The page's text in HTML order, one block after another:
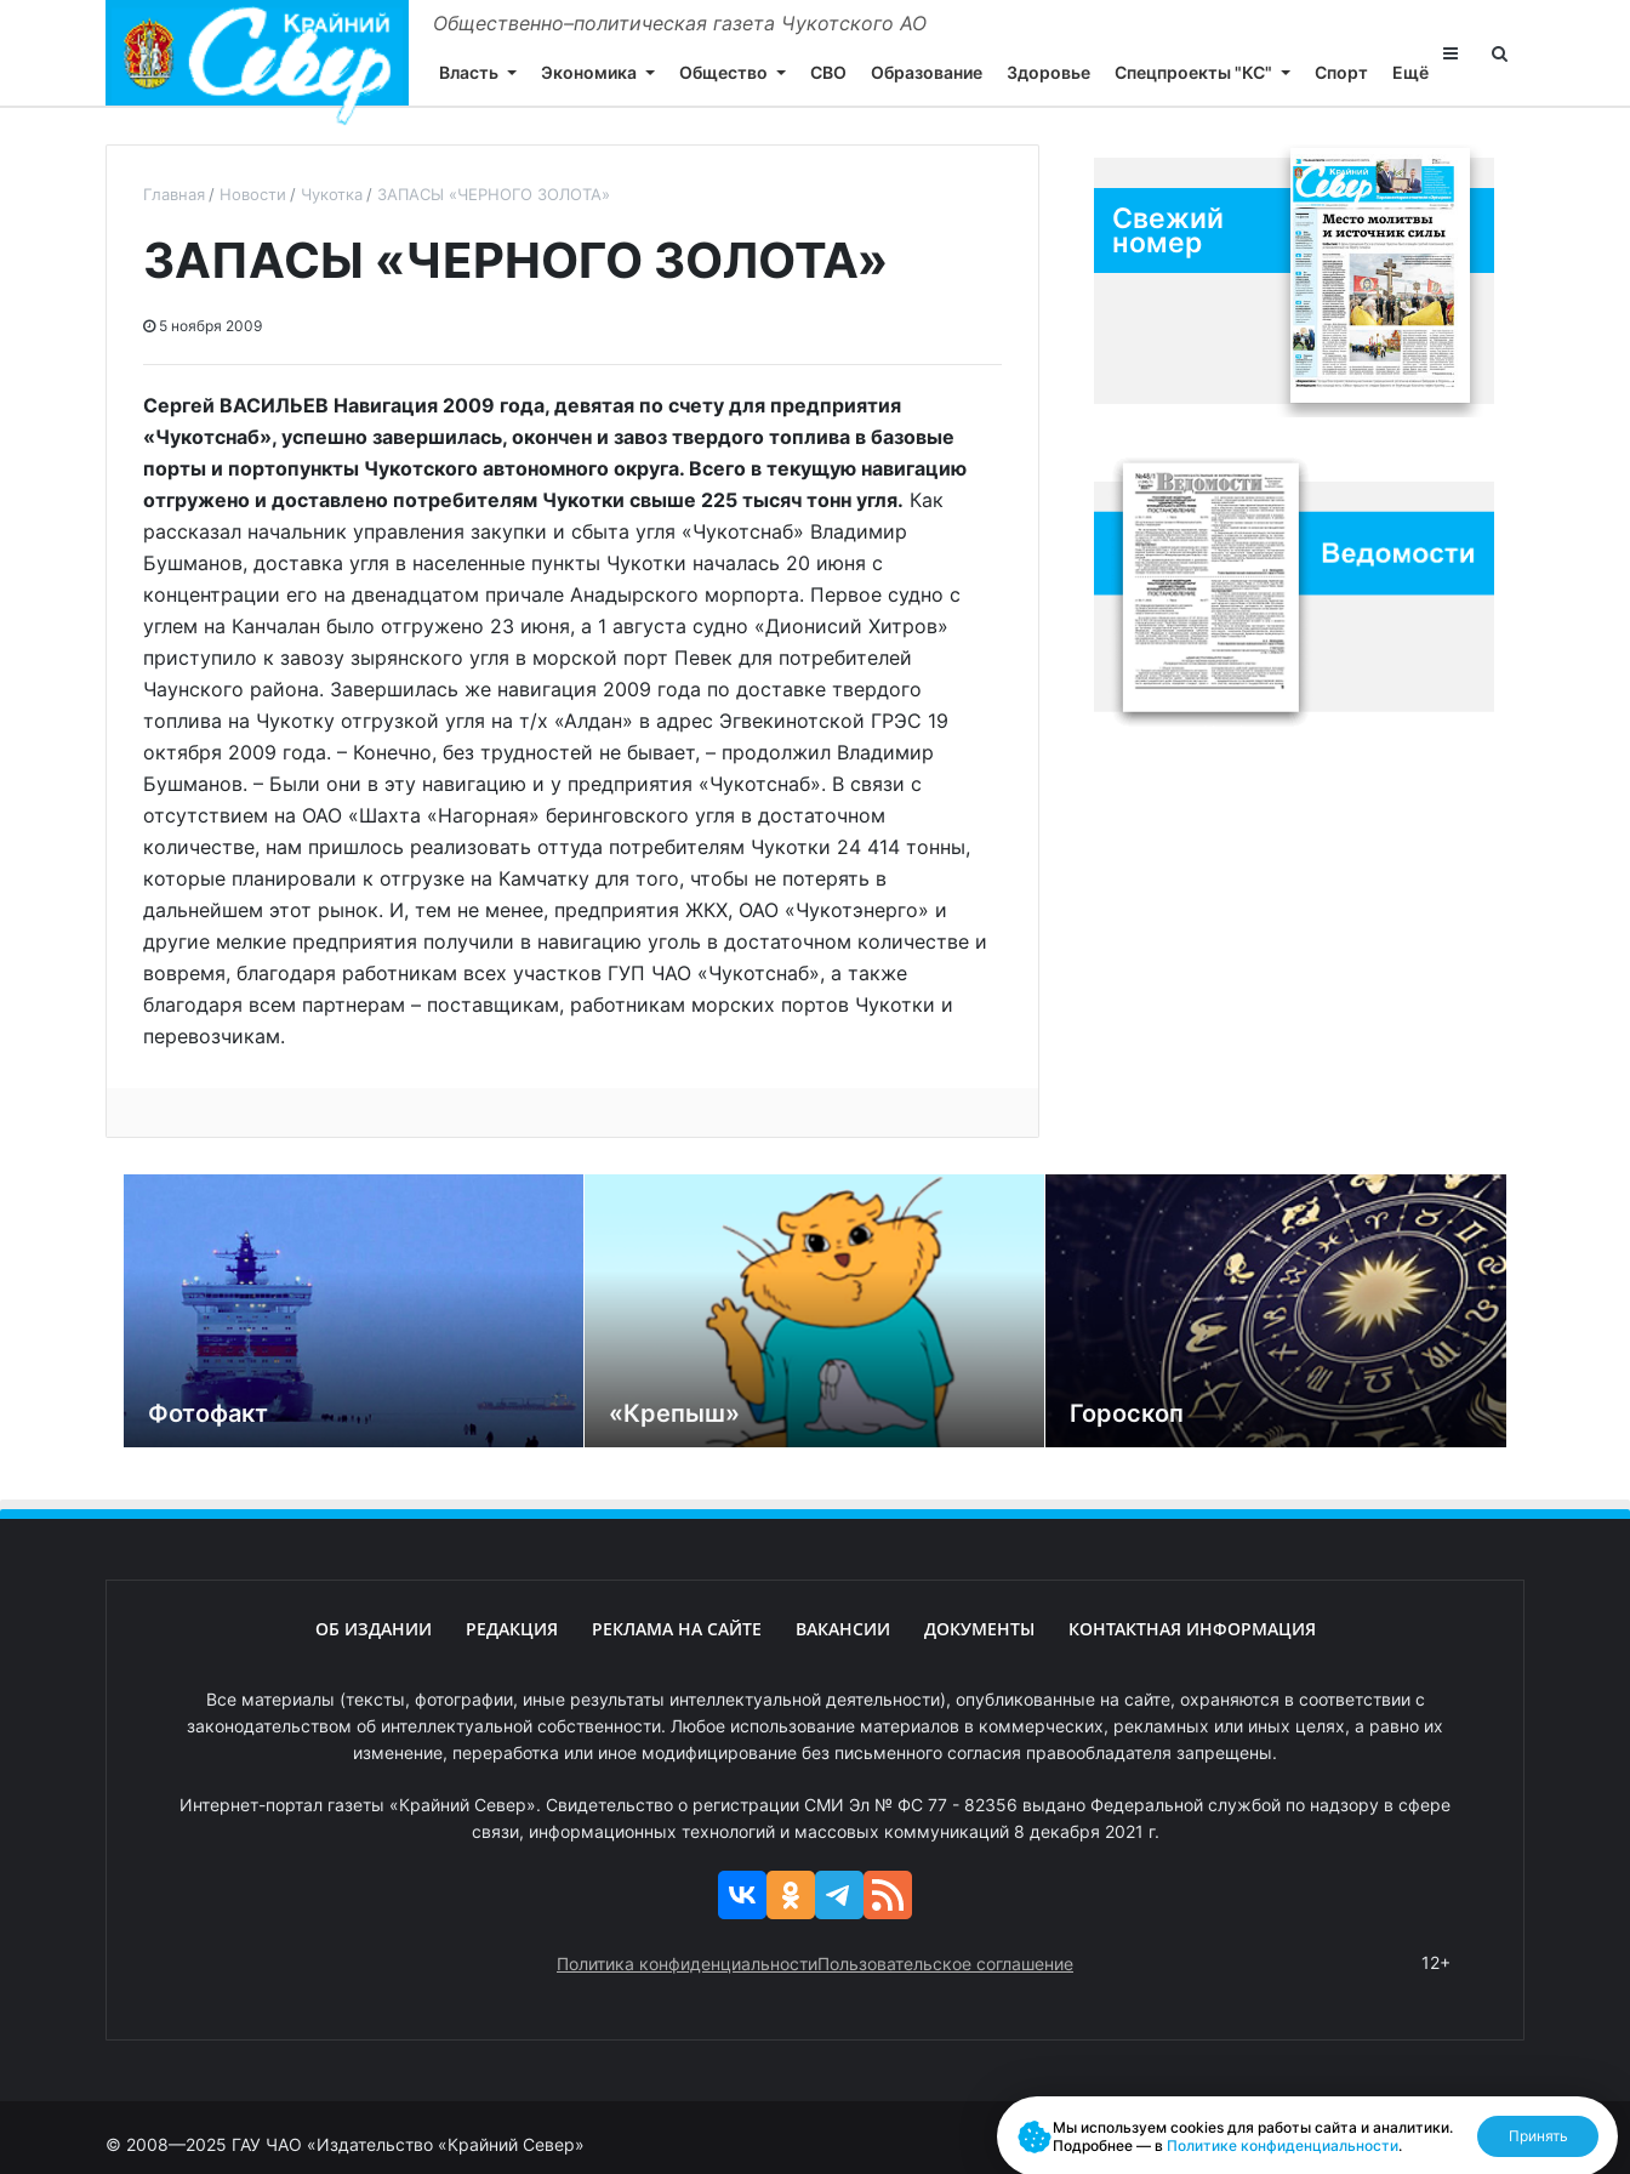
Общественно–политическая газета Чукотского АО
Власть Экономика Общество СВО Образование Здоровье Спецпроекты "КС" Спорт Ещё
Главная Новости Чукотка ЗАПАСЫ «ЧЕРНОГО ЗОЛОТА»
ЗАПАСЫ «ЧЕРНОГО ЗОЛОТА»
5 ноября 2009
Сергей ВАСИЛЬЕВ Навигация 2009 года, девятая по счету для предприятия
«Чукотснаб», успешно завершилась, окончен и завоз твердого топлива в базовые
порты и портопункты Чукотского автономного округа. Всего в текущую навигацию
отгружено и доставлено потребителям Чукотки свыше 225 тысяч тонн угля. Как
рассказал начальник управления закупки и сбыта угля «Чукотснаб» Владимир
Бушманов, доставка угля в населенные пункты Чукотки началась 20 июня с
концентрации его на двенадцатом причале Анадырского морпорта. Первое судно с
углем на Канчалан было отгружено 23 июня, а 1 августа судно «Дионисий Хитров»
приступило к завозу зырянского угля в морской порт Певек для потребителей
Чаунского района. Завершилась же навигация 2009 года по доставке твердого
топлива на Чукотку отгрузкой угля на т/х «Алдан» в адрес Эгвекинотской ГРЭС 19
октября 2009 года. – Конечно, без трудностей не бывает, – продолжил Владимир
Бушманов. – Были они в эту навигацию и у предприятия «Чукотснаб». В связи с
отсутствием на ОАО «Шахта «Нагорная» беринговского угля в достаточном
количестве, нам пришлось реализовать оттуда потребителям Чукотки 24 414 тонны,
которые планировали к отгрузке на Камчатку для того, чтобы не потерять в
дальнейшем этот рынок. И, тем не менее, предприятия ЖКХ, ОАО «Чукотэнерго» и
другие мелкие предприятия получили в навигацию уголь в достаточном количестве и
вовремя, благодаря работникам всех участков ГУП ЧАО «Чукотснаб», а также
благодаря всем партнерам – поставщикам, работникам морских портов Чукотки и
перевозчикам.
Свежий
номер
Фотофакт «Крепыш» Гороскоп
ОБ ИЗДАНИИ РЕДАКЦИЯ РЕКЛАМА НА САЙТЕ ВАКАНСИИ ДОКУМЕНТЫ КОНТАКТНАЯ ИНФОРМАЦИЯ
Все материалы (тексты, фотографии, иные результаты интеллектуальной деятельности), опубликованные на сайте, охраняются в соответствии с
законодательством об интеллектуальной собственности. Любое использование материалов в коммерческих, рекламных или иных целях, а равно их
изменение, переработка или иное модифицирование без письменного согласия правообладателя запрещены.
Интернет-портал газеты «Крайний Север». Свидетельство о регистрации СМИ Эл № ФС 77 - 82356 выдано Федеральной службой по надзору в сфере
связи, информационных технологий и массовых коммуникаций 8 декабря 2021 г.
Политика конфиденциальностиПользовательское соглашение 12+
© 2008—2025 ГАУ ЧАО «Издательство «Крайний Север» Разработано RASA
Мы используем cookies для работы сайта и аналитики.
Подробнее — в Политике конфиденциальности.
Принять